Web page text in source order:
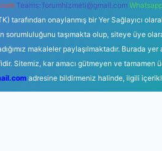
Teams: forumhizmeti@gmail.com
tarafından onaylanmış bir Yer Sağlayıcı
taşımakta olup, siteye üye
makaleler paylaşılmaktadır. Burada
Sitemiz, kar amacı gütmeyen ve
adresine bildirmeniz halinde, ilgili